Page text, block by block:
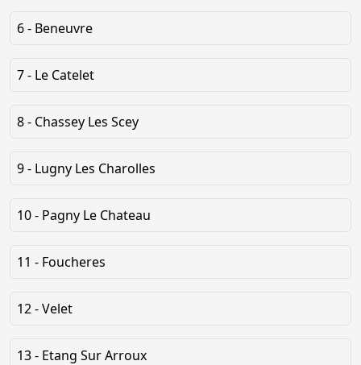
6 - Beneuvre
7 - Le Catelet
8 - Chassey Les Scey
9 - Lugny Les Charolles
10 - Pagny Le Chateau
11 - Foucheres
12 - Velet
13 - Etang Sur Arroux